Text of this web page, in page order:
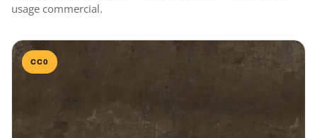
usage commercial.
CC0